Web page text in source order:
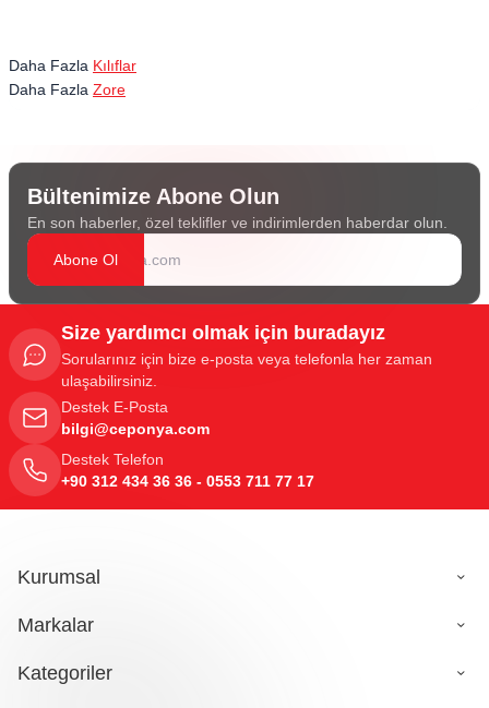
Daha Fazla Kılıflar
Daha Fazla Zore
Bültenimize Abone Olun
En son haberler, özel teklifler ve indirimlerden haberdar olun.
Abone Ol
Size yardımcı olmak için buradayız
Sorularınız için bize e-posta veya telefonla her zaman
ulaşabilirsiniz.
Destek E-Posta
bilgi@ceponya.com
Destek Telefon
+90 312 434 36 36 - 0553 711 77 17
Kurumsal
Markalar
Kategoriler